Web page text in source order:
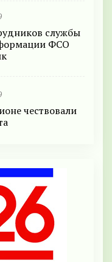
службы
ФСО
чествовали